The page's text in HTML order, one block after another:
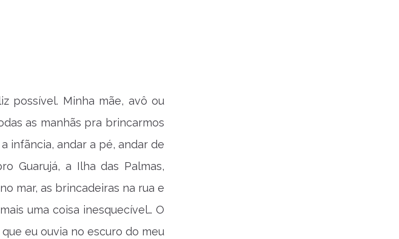
possível. Minha mãe, avô ou
as manhãs pra brincarmos
infãncia, andar a pé, andar de
Guarujá, a Ilha das Palmas,
mar, as brincadeiras na rua e
uma coisa inesquecível… O
eu ouvia no escuro do meu